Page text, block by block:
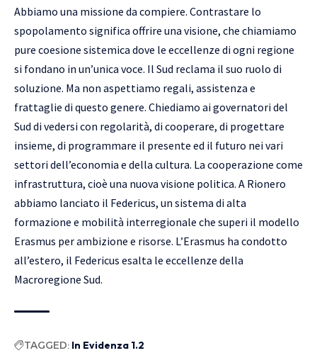
Abbiamo una missione da compiere. Contrastare lo
spopolamento significa offrire una visione, che chiamiamo
pure coesione sistemica dove le eccellenze di ogni regione
si fondano in un’unica voce. Il Sud reclama il suo ruolo di
soluzione. Ma non aspettiamo regali, assistenza e
frattaglie di questo genere. Chiediamo ai governatori del
Sud di vedersi con regolarità, di cooperare, di progettare
insieme, di programmare il presente ed il futuro nei vari
settori dell’economia e della cultura. La cooperazione come
infrastruttura, cioè una nuova visione politica. A Rionero
abbiamo lanciato il Federicus, un sistema di alta
formazione e mobilità interregionale che superi il modello
Erasmus per ambizione e risorse. L’Erasmus ha condotto
all’estero, il Federicus esalta le eccellenze della
Macroregione Sud.
TAGGED: In Evidenza 1.2